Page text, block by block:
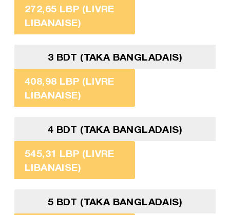
272,65 LBP (LIVRE
LIBANAISE)
3 BDT (TAKA BANGLADAIS)
408,98 LBP (LIVRE
LIBANAISE)
4 BDT (TAKA BANGLADAIS)
545,31 LBP (LIVRE
LIBANAISE)
5 BDT (TAKA BANGLADAIS)